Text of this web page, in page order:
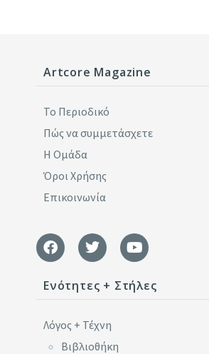
Artcore Magazine
Το Περιοδικό
Πώς να συμμετάσχετε
Η Ομάδα
Όροι Χρήσης
Επικοινωνία
Ενότητες + Στήλες
Λόγος + Τέχνη
Βιβλιοθήκη